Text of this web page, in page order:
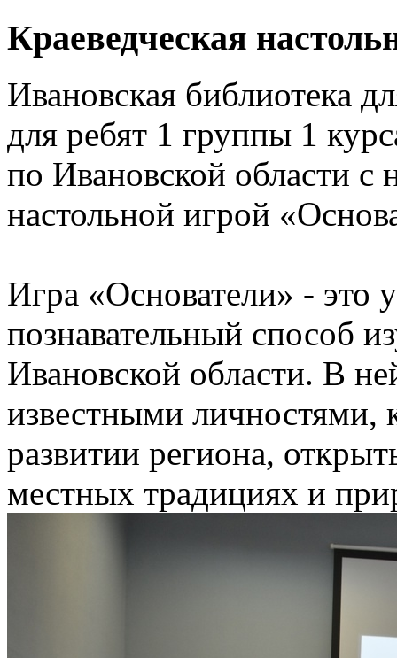
Краеведческая
Ивановская библиотека
для ребят 1 группы 1
по Ивановской области с
настольной игрой
Игра «Основатели» - это
познавательный способ
Ивановской области. В
известными личностями,
развитии региона,
местных традициях и